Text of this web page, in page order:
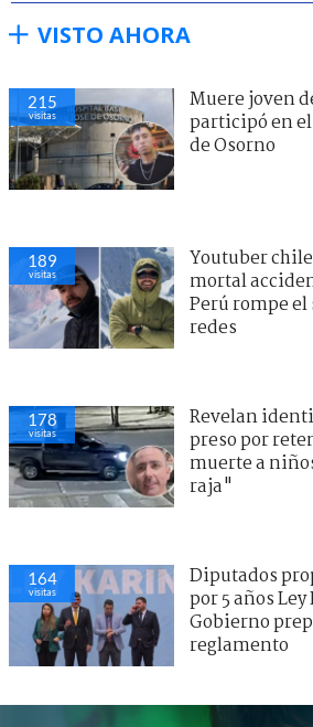
VISTO AHORA
215
visitas
Muere joven
participó en
de Osorno
189
visitas
Youtuber
mortal
Perú rompe
redes
178
visitas
Revelan
preso por
muerte a
raja"
164
visitas
Diputados
por 5 años
Gobierno
reglamento